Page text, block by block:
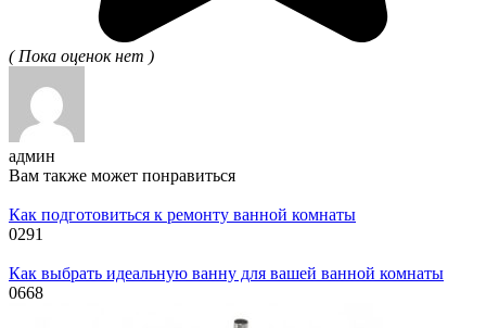
( Пока оценок нет )
админ
Вам также может понравиться
Как подготовиться к ремонту ванной комнаты
0291
Как выбрать идеальную ванну для вашей ванной комнаты
0668